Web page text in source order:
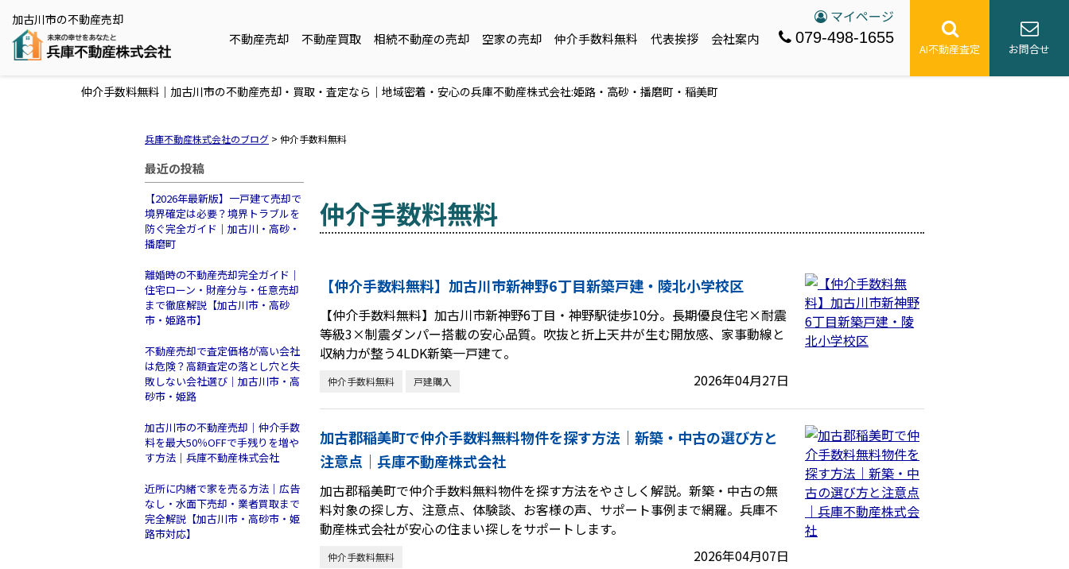
加古川市の不動産売却
不動産売却 不動産買取 相続不動産の売却 空家の売却 仲介手数料無料 代表挨拶 会社案内
マイページ
079-498-1655
AI不動産査定 お問合せ
仲介手数料無料｜加古川市の不動産売却・買取・査定なら｜地域密着・安心の兵庫不動産株式会社:姫路・高砂・播磨町・稲美町
兵庫不動産株式会社のブログ > 仲介手数料無料
最近の投稿
【2026年最新版】一戸建て売却で
境界確定は必要？境界トラブルを
防ぐ完全ガイド｜加古川・高砂・
播磨町
離婚時の不動産売却完全ガイド｜
住宅ローン・財産分与・任意売却
まで徹底解説【加古川市・高砂
市・姫路市】
不動産売却で査定価格が高い会社
は危険？高額査定の落とし穴と失
敗しない会社選び｜加古川市・高
砂市・姫路
加古川市の不動産売却｜仲介手数
料を最大50％OFFで手残りを増や
す方法｜兵庫不動産株式会社
近所に内緒で家を売る方法｜広告
なし・水面下売却・業者買取まで
完全解説【加古川市・高砂市・姫
路市対応】
仲介手数料無料
【仲介手数料無料】加古川市新神野6丁目新築戸建・陵北小学校区
【仲介手数料無料】加古川市新神野6丁目・神野駅徒歩10分。長期優良住宅×耐震
等級3×制震ダンパー搭載の安心品質。吹抜と折上天井が生む開放感、家事動線と
収納力が整う4LDK新築一戸建て。
仲介手数料無料 戸建購入 2026年04月27日
加古郡稲美町で仲介手数料無料物件を探す方法｜新築・中古の選び方と
注意点｜兵庫不動産株式会社
加古郡稲美町で仲介手数料無料物件を探す方法をやさしく解説。新築・中古の無
料対象の探し方、注意点、体験談、お客様の声、サポート事例まで網羅。兵庫不
動産株式会社が安心の住まい探しをサポートします。
仲介手数料無料 2026年04月07日